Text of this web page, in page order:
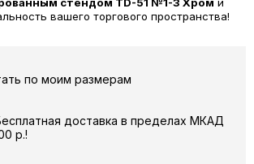
вашего торгового пространства!
по моим размерам
доставка в пределах МКАД
р.!